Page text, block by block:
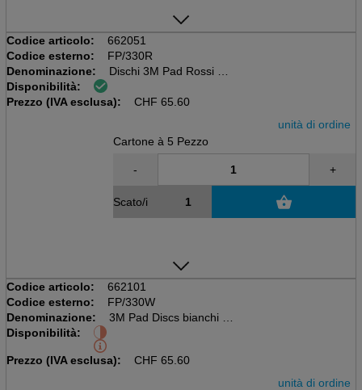
Codice articolo:
662051
Codice esterno:
FP/330R
Denominazione:
Dischi 3M Pad Rossi 13'
Diametro 330mm
Disponibilità:
Prezzo (IVA esclusa):
CHF 65.60
unità di ordine
Cartone à 5 Pezzo
- +
Scato/i
Codice articolo:
662101
Codice esterno:
FP/330W
Denominazione:
3M Pad Discs bianchi 13'
Disponibilità:
Prezzo (IVA esclusa): CHF 65.60
unità di ordine